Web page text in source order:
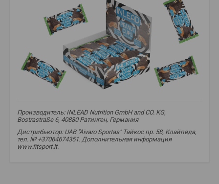
Производитель: INLEAD Nutrition GmbH and CO. KG,
Bostrastraße 6, 40880 Ратинген, Германия
Дистрибьютор: UAB "Aivaro Sportas" Тайкос пр. 58, Клайпеда,
тел. № +37064674351. Дополнительная информация
www.fitsport.lt.